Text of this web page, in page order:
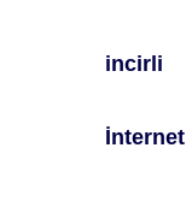
incirli
İnternet